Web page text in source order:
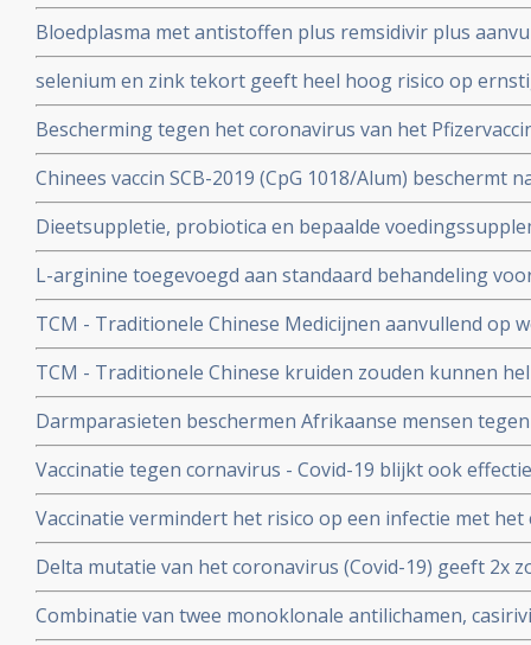
astmapatienten, blijkt gebruikt als neusspray effectief
coronavirus - Covid-19
Bloedplasma met antistoffen plus remsidivir plus
en aspirine moet president Donald Trump redden van
selenium en zink tekort geeft heel hoog risico op
aan het coronavirus - Covid-19. Blijkt uit nieuw
Bescherming tegen het coronavirus van het
minder. Na 5 maanden is slechts nog 47 procent
Chinees vaccin SCB-2019 (CpG 1018/Alum) beschermt
ziekenhuisopname en overlijden bij alle bekende
Covid-19 blijkt uit SPECTRA fase III studie
Dieetsuppletie, probiotica en bepaalde
of als aanvullende of alleenstaande behandeling van
coronavirus - SARS-CoV-2 - geeft interessante
studies
L-arginine toegevoegd aan standaard behandeling
ernstige ziekte door coronavirus - Covid-19 verbetert
ziekenhuisverblijf met
TCM - Traditionele Chinese Medicijnen aanvullend op
bij patienten met milde tot matige COVID-19 -
TCM - Traditionele Chinese kruiden zouden kunnen
Corona virus, zeggen Chinese onderzoekers
Darmparasieten beschermen Afrikaanse mensen
hun immuunsysteem reageert anders dan
Vaccinatie tegen cornavirus - Covid-19 blijkt ook
immuunziektes en mensen die
Vaccinatie vermindert het risico op een infectie met
immuniteit van een eerdere infectie beschermt echter
keer. Dit toont groot onderzoek aan uit Israel
Delta mutatie van het coronavirus (Covid-19) geeft 2x
vs 4 procent) op ernstige ziekte dan de Alpha mutatie.
Combinatie van twee monoklonale antilichamen,